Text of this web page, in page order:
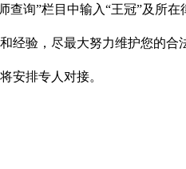
询”栏目中输入“王冠”及所在
验，尽最大努力维护您的
安排专人对接。